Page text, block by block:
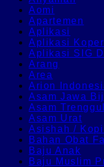
Aomi
Apartemen
Aplikasi
Aplikasi
Aplikasi SIG
Arang
Area
Arion
Asam Jawa
Asam
Asam Urat
Asishah /
Bahan Obat
Baju Anak
Baju Muslim